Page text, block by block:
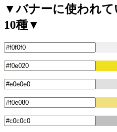
▼バナーに使われて
10種▼